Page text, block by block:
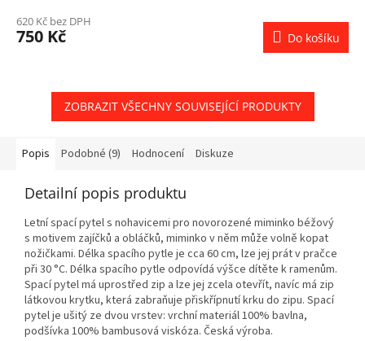
620 Kč bez DPH
750 Kč Do košíku
ZOBRAZIT VŠECHNY SOUVISEJÍCÍ PRODUKTY
Popis Podobné (9) Hodnocení Diskuze
Detailní popis produktu
Letní spací pytel s nohavicemi pro novorozené miminko béžový
s motivem zajíčků a obláčků, miminko v něm může volně kopat
nožičkami. Délka spacího pytle je cca 60 cm, lze jej prát v pračce
při 30 °C. Délka spacího pytle odpovídá výšce dítěte k ramenům.
Spací pytel má uprostřed zip a lze jej zcela otevřít, navíc má zip
látkovou krytku, která zabraňuje přiskřípnutí krku do zipu. Spací
pytel je ušitý ze dvou vrstev: vrchní materiál 100% bavlna,
podšívka 100% bambusová viskóza. Česká výroba.